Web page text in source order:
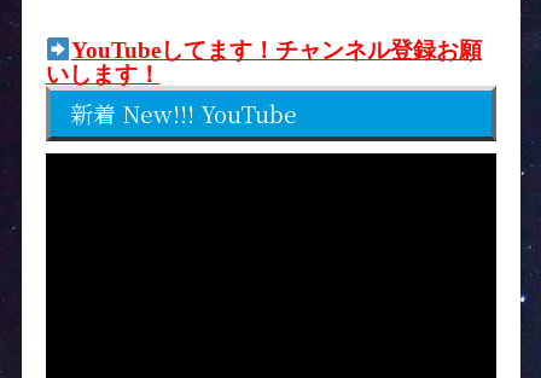
YouTubeしてます！チャンネル登録お願
いします！
新着 New!!! YouTube